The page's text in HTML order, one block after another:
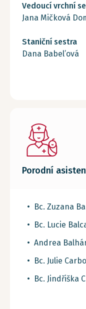
Vedoucí vrchní
Jana Mičková
Staniční sestra
Dana Babel’ová
Porodní
Bc. Zuzana
Bc. Lucie
Andrea
Bc. Julie
Bc. Jindřiška